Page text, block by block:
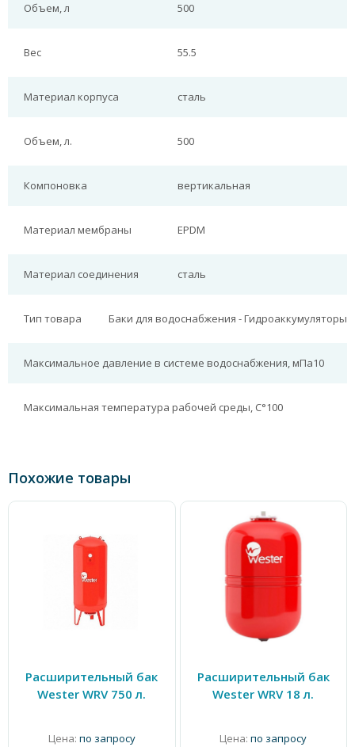
Объем, л 500
Вес 55.5
Материал корпуса сталь
Объем, л. 500
Компоновка вертикальная
Материал мембраны EPDM
Материал соединения сталь
Тип товара Баки для водоснабжения - Гидроаккумуляторы
Максимальное давление в системе водоснабжения, мПа10
Максимальная температура рабочей среды, С°100
Похожие товары
Расширительный бак
Wester WRV 750 л.
Цена: по запросу
Расширительный бак
Wester WRV 18 л.
Цена: по запросу